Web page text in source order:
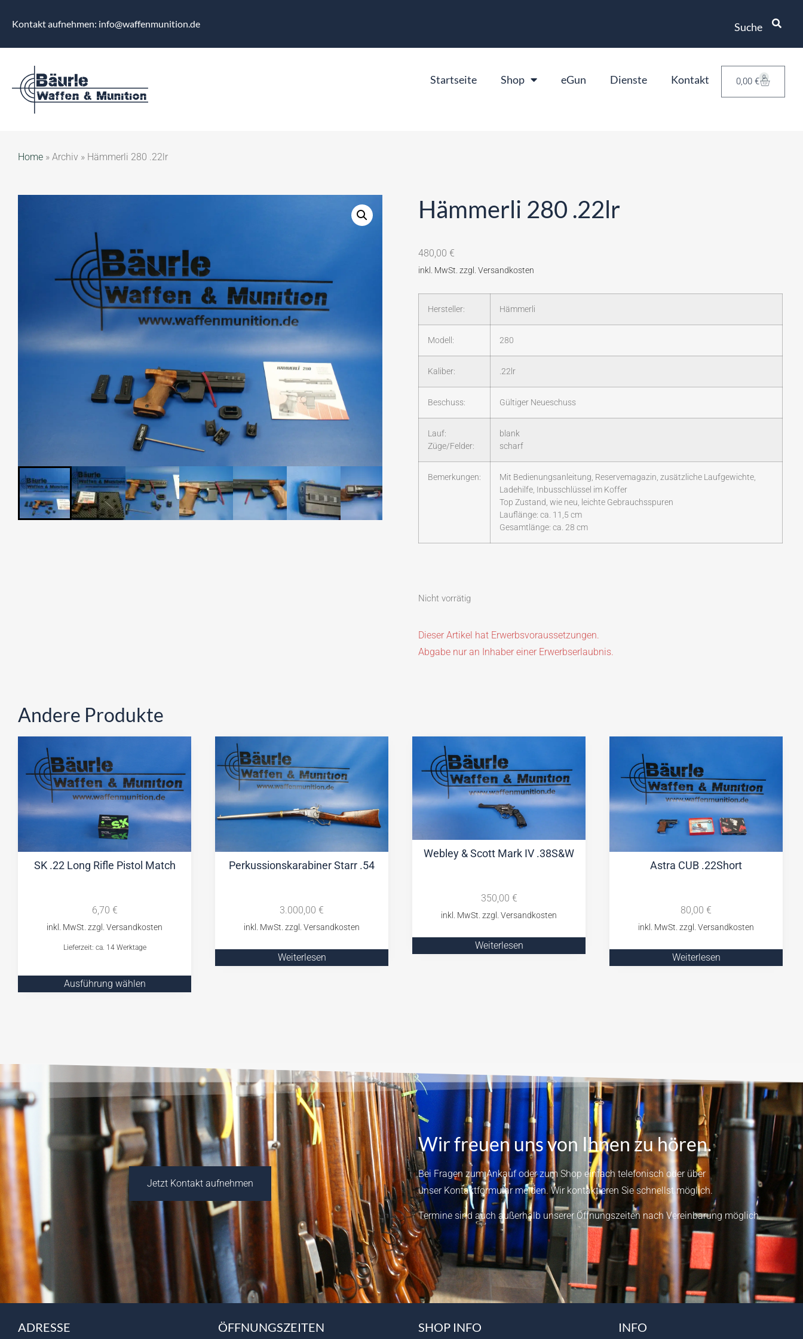
Kontakt aufnehmen: info@waffenmunition.de Suche
Startseite Shop eGun Dienste Kontakt 0,00 € 0
Home » Archiv » Hämmerli 280 .22lr
Hämmerli 280 .22lr
480,00 €
Hersteller: Hämmerli
Modell: 280
Kaliber: .22lr
Beschuss: Gültiger Neueschuss
Lauf:
Züge/Felder:
blank
scharf
Bemerkungen:
Mit Bedienungsanleitung, Reservemagazin, zusätzliche Laufgewichte,
Ladehilfe, Inbusschlüssel im Koffer
Top Zustand, wie neu, leichte Gebrauchsspuren
Lauflänge: ca. 11,5 cm
Gesamtlänge: ca. 28 cm
Nicht vorrätig
Dieser Artikel hat Erwerbsvoraussetzungen.
Abgabe nur an Inhaber einer Erwerbserlaubnis.
Andere Produkte
SK .22 Long Rifle Pistol Match
6,70 €
Lieferzeit: ca. 14 Werktage
Ausführung wählen
Perkussionskarabiner Starr .54
3.000,00 €
Weiterlesen
Webley & Scott Mark IV .38S&W
350,00 €
Weiterlesen
Astra CUB .22Short
80,00 €
Weiterlesen
Jetzt Kontakt aufnehmen
Wir freuen uns von Ihnen zu hören.
Bei Fragen zum Ankauf oder zum Shop einfach telefonisch oder über
unser Kontaktformularmelden.Wir kontaktieren Sie schnellst möglich.
Termine sind auch außerhalb unserer Öffnungszeiten nach Vereinbarung möglich.
ADRESSE ÖFFNUNGSZEITEN SHOP INFO INFO